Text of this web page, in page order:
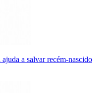
a salvar recém-nascido